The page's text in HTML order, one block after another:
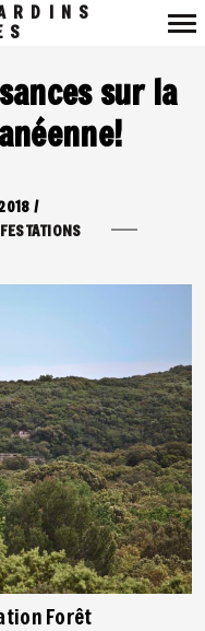
sur la
/
Forêt